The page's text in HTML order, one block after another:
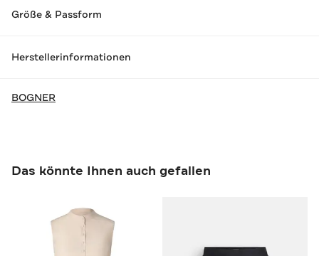
Größe & Passform
Herstellerinformationen
BOGNER
Das könnte Ihnen auch gefallen